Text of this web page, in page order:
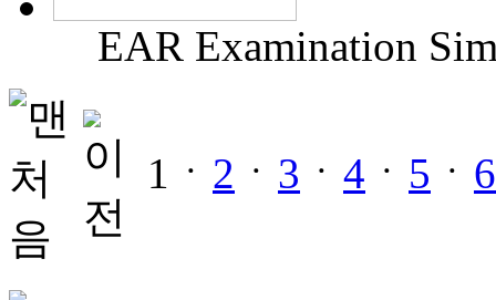
EAR Examination
1ㆍ 2 ㆍ 3 ㆍ 4 ㆍ 5 ㆍ 6